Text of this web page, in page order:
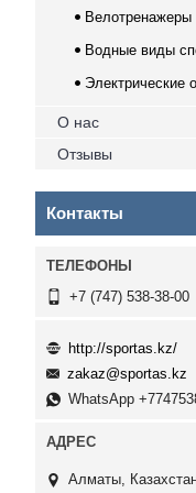
Велотренажеры
Водные виды
Электрические
О нас
Отзывы
Контакты
+7 (747) 538-38-00
http://sportas.kz/
zakaz@sportas.kz
WhatsApp
Алматы,